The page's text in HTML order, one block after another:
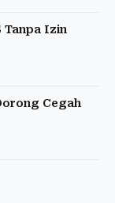
Tanpa Izin
Cegah